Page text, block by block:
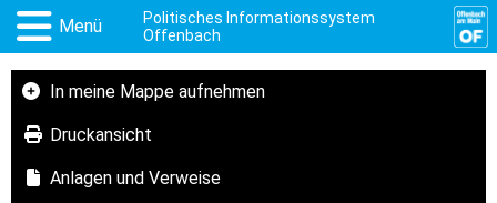
Menü
Politisches Informationssystem
Offenbach
In meine Mappe aufnehmen
Druckansicht
Anlagen und Verweise